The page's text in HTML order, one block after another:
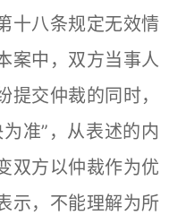
十八条规定无效情
案中，双方当事人
提交仲裁的同时，
准”，从表述的内
双方以仲裁作为优
示，不能理解为所